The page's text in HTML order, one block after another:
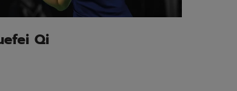
Qi